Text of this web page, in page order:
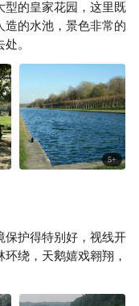
型的皇家花园，这里既
造的水池，景色非常的
。
5+
保护得特别好，视线开
绕，天鹅嬉戏翱翔，